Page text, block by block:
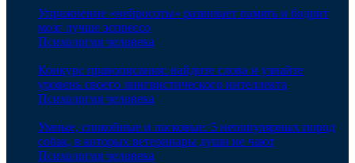
Упражнение «нейросоты» развивает память и бодрит
мозг лучше эспрессо
Психология человека
Конкурс правописания: найдите слова и узнайте
уровень своего лингвистического интеллекта
Психология человека
Умные, спокойные и ласковые: 5 непопулярных пород
собак, в которых ветеринары души не чают
Психология человека